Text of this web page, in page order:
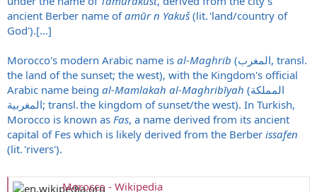
ancient Berber name ofamūr n Yakuš(lit. 'land/country of
God').[...]
Morocco's modern Arabic name is al-Maghrib (المغرب, transl.
the land of the sunset; the west), with the Kingdom's official
Arabic name being al-Mamlakah al-Maghribīyah (المملكة
المغربية; transl. the kingdom of sunset/the west). In Turkish,
Morocco is known as Fas, a name derived from its ancient
capital of Fes which is likely derived from the Berber issafen
(lit. 'rivers').
Morocco - Wikipedia